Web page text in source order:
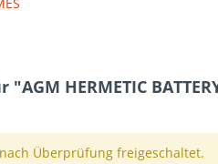
HERMETIC
Überprüfung freigeschaltet.